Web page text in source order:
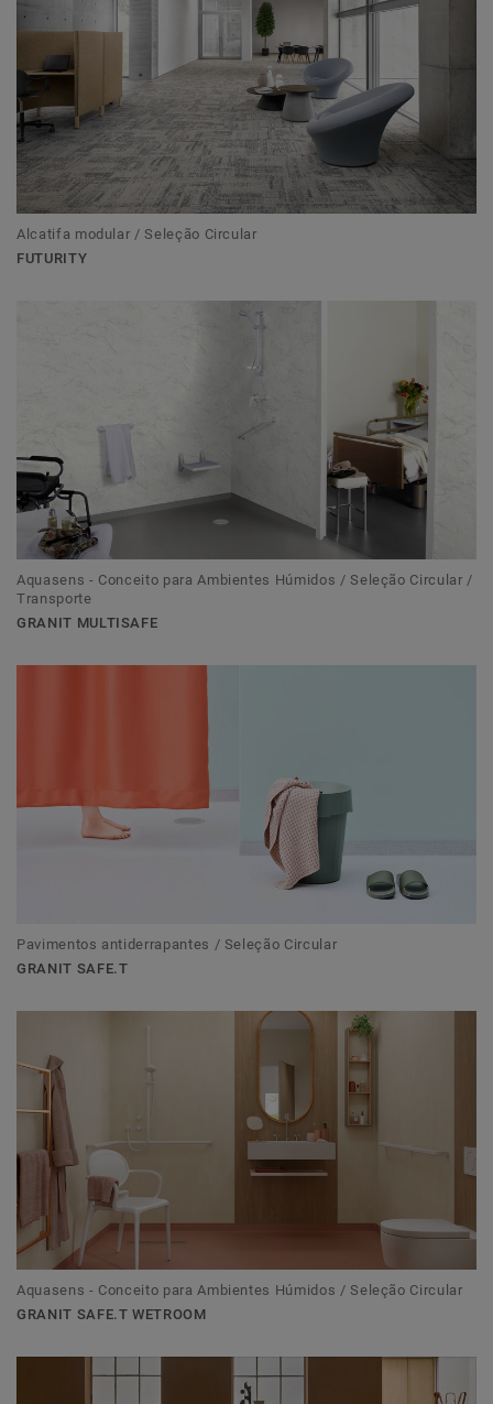
Alcatifa modular / Seleção Circular
FUTURITY
Aquasens - Conceito para Ambientes Húmidos / Seleção Circular /
Transporte
GRANIT MULTISAFE
Pavimentos antiderrapantes / Seleção Circular
GRANIT SAFE.T
Aquasens - Conceito para Ambientes Húmidos / Seleção Circular
GRANIT SAFE.T WETROOM